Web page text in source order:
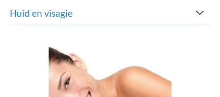
Ongerust?
Huid en visagie
Wat doet een visagiste
Huidprobleem camoufleren